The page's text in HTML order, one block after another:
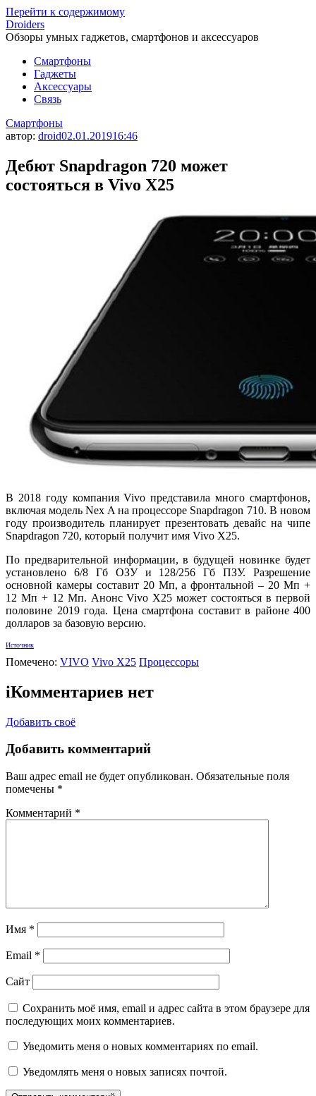
Перейти к содержимому
Droiders
Обзоры умных гаджетов, смартфонов и аксессуаров
Смартфоны
Гаджеты
Аксессуары
Связь
Смартфоны
автор: droid02.01.201916:46
Дебют Snapdragon 720 может
состояться в Vivo X25
В 2018 году компания Vivo представила много смартфонов,
включая модель Nex A на процессоре Snapdragon 710. В новом
году производитель планирует презентовать девайс на чипе
Snapdragon 720, который получит имя Vivo X25.
По предварительной информации, в будущей новинке будет
установлено 6/8 Гб ОЗУ и 128/256 Гб ПЗУ. Разрешение
основной камеры составит 20 Мп, а фронтальной – 20 Мп +
12 Мп + 12 Мп. Анонс Vivo X25 может состояться в первой
половине 2019 года. Цена смартфона составит в районе 400
долларов за базовую версию.
Источник
Помечено: VIVO Vivo X25 Процессоры
iКомментариев нет
Добавить своё
Добавить комментарий
Ваш адрес email не будет опубликован. Обязательные поля
помечены *
Комментарий *
Имя *
Email *
Сайт
Сохранить моё имя, email и адрес сайта в этом браузере для
последующих моих комментариев.
Уведомить меня о новых комментариях по email.
Уведомлять меня о новых записях почтой.